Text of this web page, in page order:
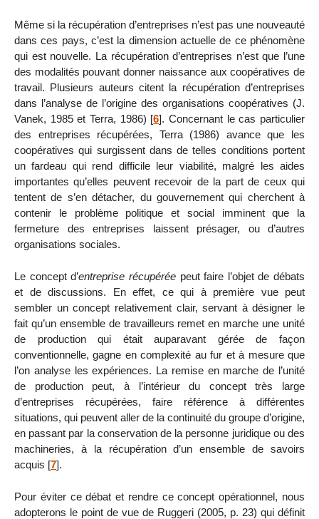
Même si la récupération d’entreprises n’est pas une nouveauté
dans ces pays, c’est la dimension actuelle de ce phénomène
qui est nouvelle. La récupération d’entreprises n’est que l’une
des modalités pouvant donner naissance aux coopératives de
travail. Plusieurs auteurs citent la récupération d’entreprises
dans l’analyse de l’origine des organisations coopératives (J.
Vanek, 1985 et Terra, 1986) [6]. Concernant le cas particulier
des entreprises récupérées, Terra (1986) avance que les
coopératives qui surgissent dans de telles conditions portent
un fardeau qui rend difficile leur viabilité, malgré les aides
importantes qu’elles peuvent recevoir de la part de ceux qui
tentent de s’en détacher, du gouvernement qui cherchent à
contenir le problème politique et social imminent que la
fermeture des entreprises laissent présager, ou d’autres
organisations sociales.
Le concept d’entreprise récupéréepeut faire l’objet de débats
et de discussions. En effet, ce qui à première vue peut
sembler un concept relativement clair, servant à désigner le
fait qu’un ensemble de travailleurs remet en marche une unité
de production qui était auparavant gérée de façon
conventionnelle, gagne en complexité au fur et à mesure que
l’on analyse les expériences. La remise en marche de l’unité
de production peut, à l’intérieur du concept très large
d’entreprises récupérées, faire référence à différentes
situations, qui peuvent aller de la continuité du groupe d’origine,
en passant par la conservation de la personne juridique ou des
machineries, à la récupération d’un ensemble de savoirs
acquis [7].
Pour éviter ce débat et rendre ce concept opérationnel, nous
adopterons le point de vue de Ruggeri (2005, p. 23) qui définit